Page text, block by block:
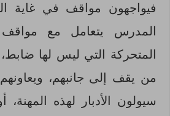
فيواجهون مواقف في غاية
المدرس يتعامل مع مواقف
المتحركة التي ليس لها
من يقف إلى جانبهم،
سيولون الأدبار لهذه المهنة،